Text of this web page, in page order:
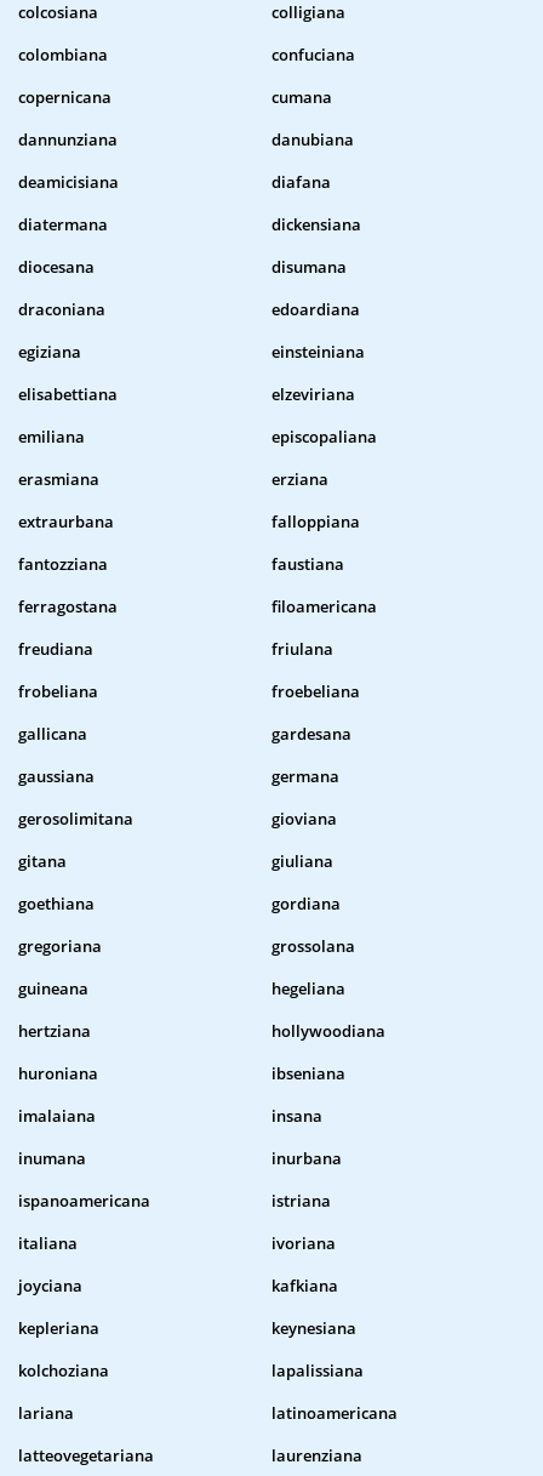
colcosiana
colligiana
colombiana
confuciana
copernicana
cumana
dannunziana
danubiana
deamicisiana
diafana
diatermana
dickensiana
diocesana
disumana
draconiana
edoardiana
egiziana
einsteiniana
elisabettiana
elzeviriana
emiliana
episcopaliana
erasmiana
erziana
extraurbana
falloppiana
fantozziana
faustiana
ferragostana
filoamericana
freudiana
friulana
frobeliana
froebeliana
gallicana
gardesana
gaussiana
germana
gerosolimitana
gioviana
gitana
giuliana
goethiana
gordiana
gregoriana
grossolana
guineana
hegeliana
hertziana
hollywoodiana
huroniana
ibseniana
imalaiana
insana
inumana
inurbana
ispanoamericana
istriana
italiana
ivoriana
joyciana
kafkiana
kepleriana
keynesiana
kolchoziana
lapalissiana
lariana
latinoamericana
latteovegetariana
laurenziana